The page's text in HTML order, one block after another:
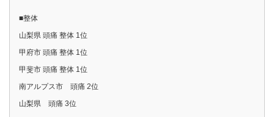
■整体
山梨県 頭痛 整体 1位
甲府市 頭痛 整体 1位
甲斐市 頭痛 整体 1位
南アルプス市 頭痛 2位
山梨県 頭痛 3位